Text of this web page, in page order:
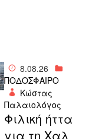
8.08.26
ΠΟΔΟΣΦΑΙΡΟ
Κώστας
Παλαιολόγος
Φιλική ήττα
για τη Χαλ